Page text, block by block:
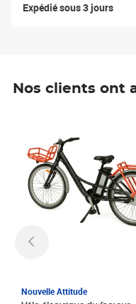
Expédié sous 3 jours
Nos clients ont
Nouvelle Attitude